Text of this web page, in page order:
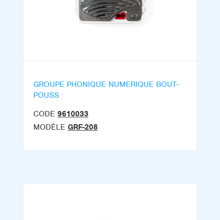
GROUPE PHONIQUE NUMERIQUE BOUT-
POUSS
CODE 9610033
MODÈLE GRF-208